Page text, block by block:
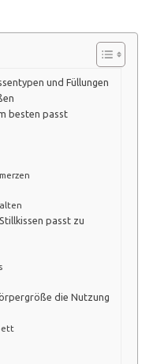
und Füllungen
besten passt
passt zu
die Nutzung